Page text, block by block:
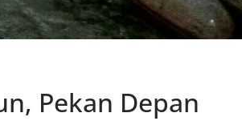
Pekan Depan